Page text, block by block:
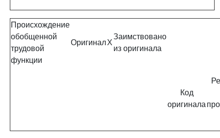
Происхождение
обобщенной
трудовой
функции
ОригиналX
Заимствовано
из оригинала
Код
оригинала